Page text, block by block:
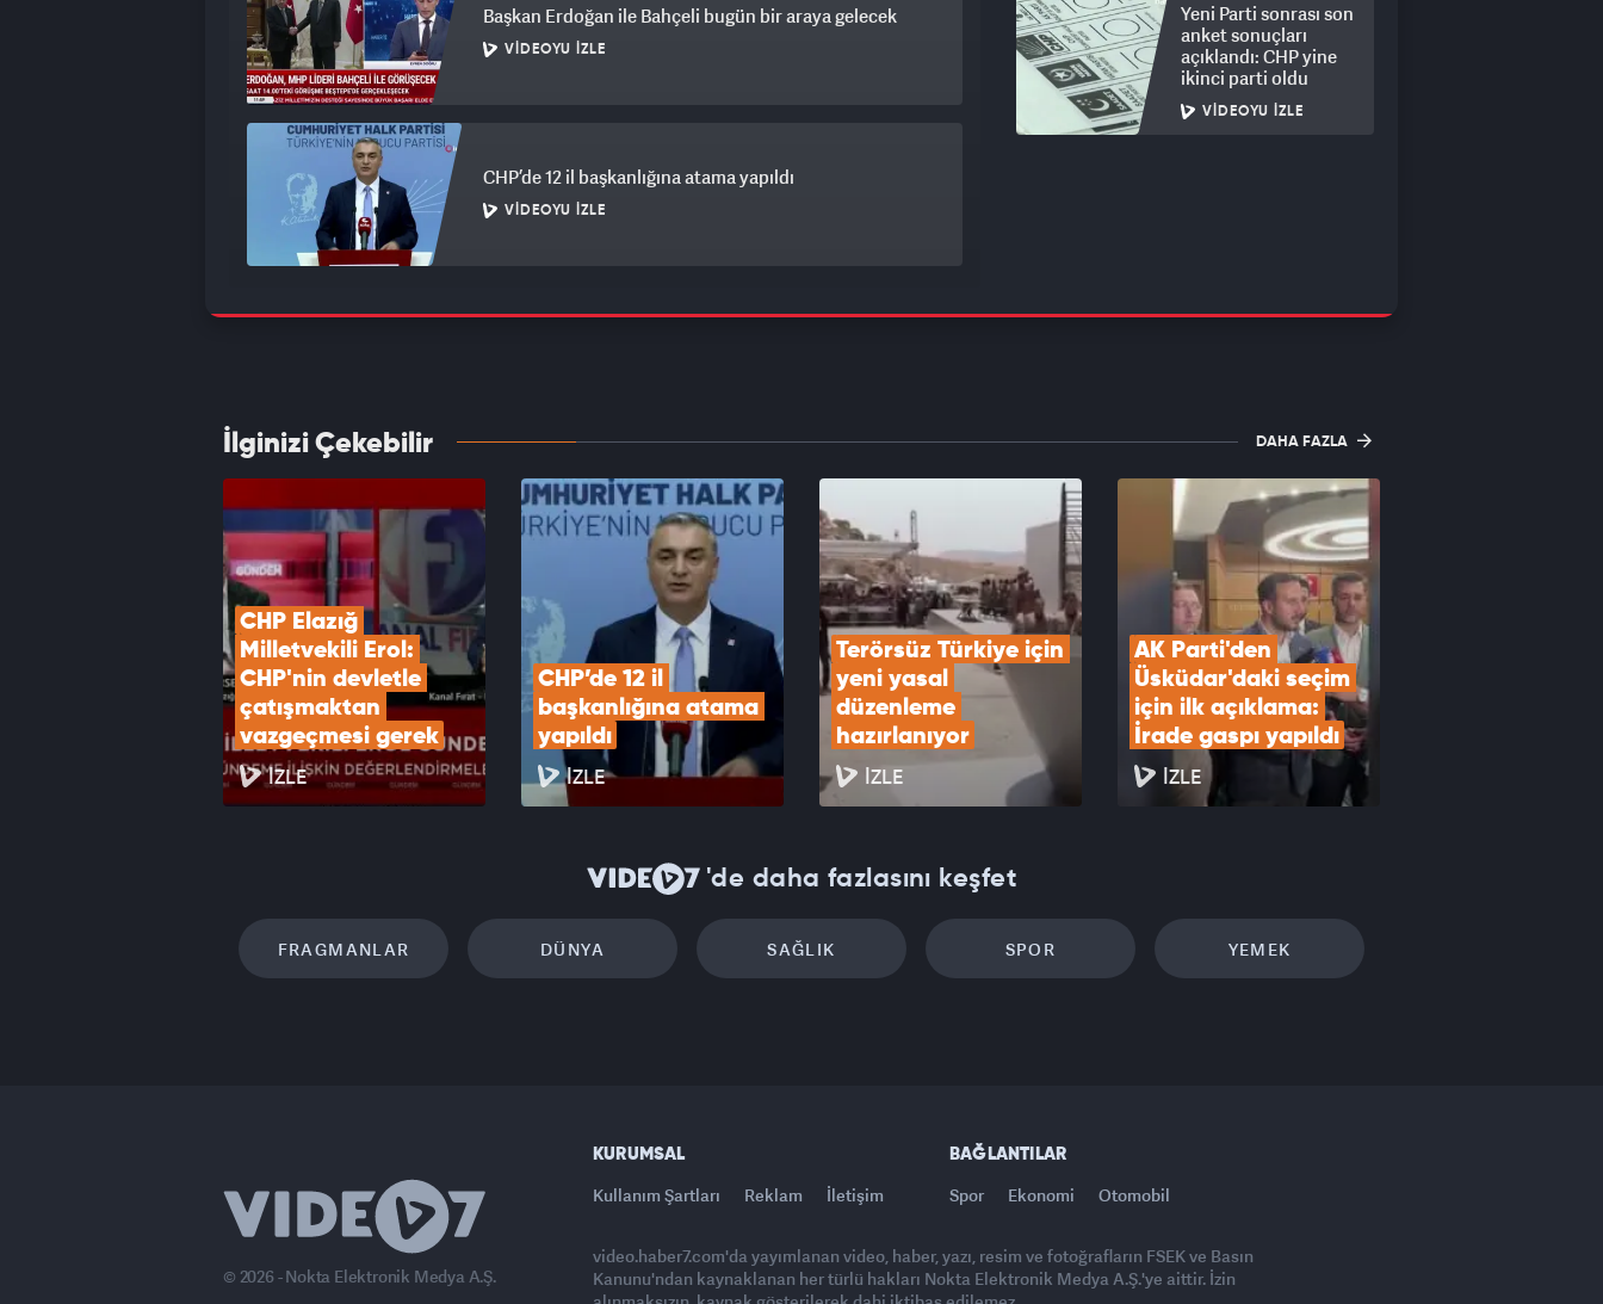
Başkan Erdoğan ile Bahçeli bugün bir araya gelecek
VIDEOYU İZLE
CHP’de 12 il başkanlığına atama yapıldı
VIDEOYU İZLE
AK Parti'den Üsküdar'daki seçim için ilk açıklama:
İrade gaspı yapıldı
Yeni Parti sonrası son
anket sonuçları
açıklandı: CHP yine
ikinci parti oldu
VIDEOYU İZLE
İlginizi Çekebilir DAHA FAZLA
CHP Elazığ
Milletvekili Erol:
CHP'nin devletle
çatışmaktan
vazgeçmesi gerek
İZLE
CHP’de 12 il
başkanlığına atama
yapıldı
İZLE
Terörsüz Türkiye için
yeni yasal
düzenleme
hazırlanıyor
İZLE
AK Parti'den
Üsküdar'daki seçim
için ilk açıklama:
İrade gaspı yapıldı
İZLE
'de daha fazlasını keşfet
FRAGMANLAR DÜNYA SAĞLIK SPOR YEMEK
© 2026 - Nokta Elektronik Medya A.Ş.
KURUMSAL
Kullanım Şartları Reklam İletişim
BAĞLANTILAR
Spor Ekonomi Otomobil
video.haber7.com'da yayımlanan video, haber, yazı, resim ve fotoğrafların FSEK ve Basın
Kanunu'ndan kaynaklanan her türlü hakları Nokta Elektronik Medya A.Ş.'ye aittir. İzin